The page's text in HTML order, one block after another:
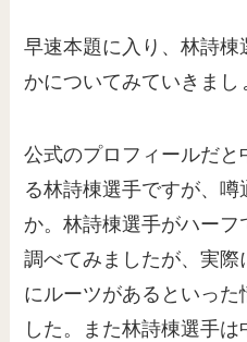
早速本題に入り、林詩棟
かについてみていきまし
公式のプロフィールだ
る林詩棟選手ですが、噂
か。林詩棟選手がハー
調べてみましたが、実
にルーツがあるといっ
した。また林詩棟選手